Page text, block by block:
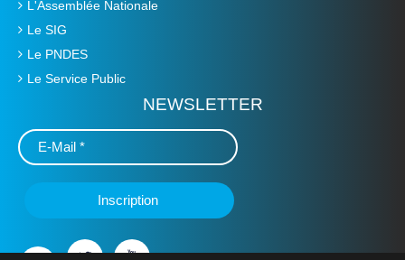
L'Assemblée Nationale
Le SIG
Le PNDES
Le Service Public
NEWSLETTER